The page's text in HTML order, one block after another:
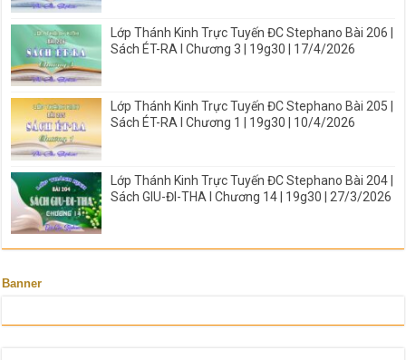
Lớp Thánh Kinh Trực Tuyến ĐC Stephano Bài 206 |
Sách ÉT-RA I Chương 3 | 19g30 | 17/4/2026
Lớp Thánh Kinh Trực Tuyến ĐC Stephano Bài 205 |
Sách ÉT-RA I Chương 1 | 19g30 | 10/4/2026
Lớp Thánh Kinh Trực Tuyến ĐC Stephano Bài 204 |
Sách GIU-ĐI-THA I Chương 14 | 19g30 | 27/3/2026
Banner